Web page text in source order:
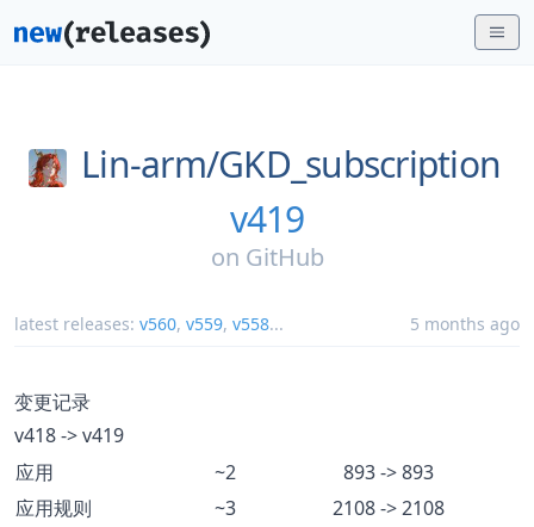
Lin-arm/GKD_subscription
v419
on GitHub
latest releases: v560, v559, v558... 5 months ago
变更记录
v418 -> v419
应用
~2
893 -> 893
应用规则
~3
2108 -> 2108